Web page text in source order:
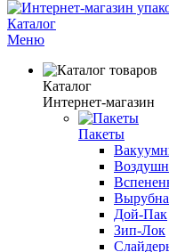
Каталог
Меню
Каталог
Интернет-магазин
Пакеты
Дой-Пак
Зип-Лок